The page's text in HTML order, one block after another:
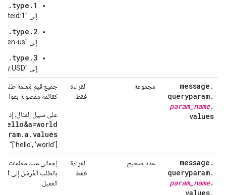
إلى "siteid:1"
إلى "language:en-us"
إلى "currency:USD"
message .
queryparam.
param_ name.
values
مجموعة
القراءة
فقط
جميع قيم مَعلمة طلب
كقائمة مفصولة
على سبيل المثال،
['hello', 'world']".
message .
queryparam.
param_ name.
values.
عدد صحيح
القراءة
فقط
إجمالي عدد مَعلمات
العميل.